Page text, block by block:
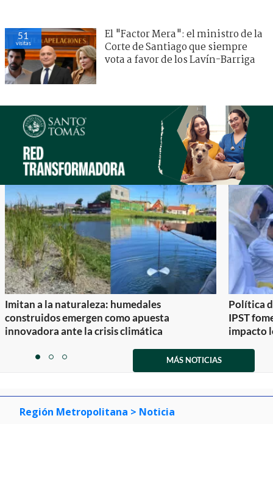
51
visitas
El "Factor Mera": el ministro de la
Corte de Santiago que siempre
vota a favor de los Lavín-Barriga
Imitan a la naturaleza: humedales
construidos emergen como apuesta
innovadora ante la crisis climática
Política
IPST
impacto
itemitemitem
MÁS NOTICIAS
Región Metropolitana > Noticia